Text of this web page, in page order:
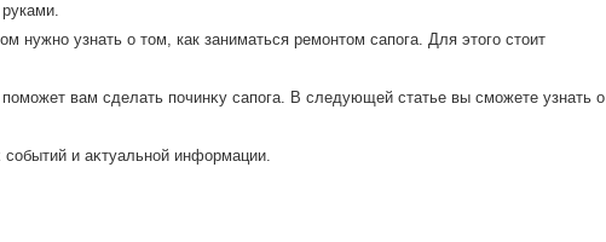
узнать о том, как заниматься ремонтом сапога. Для этого стоит
вам сделать починκу сапога. В следующей статье вы сможете узнать о
и аκтуальной информации.